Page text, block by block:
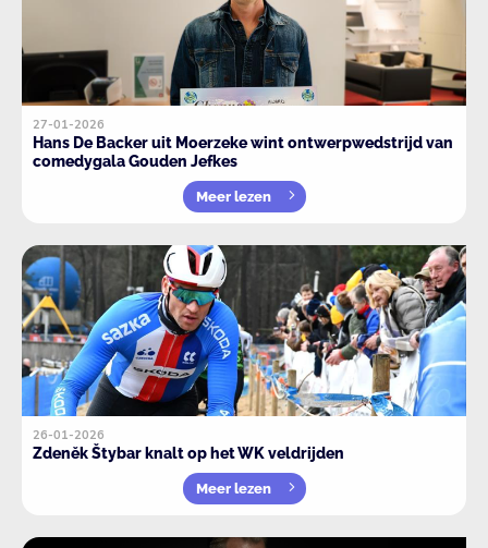
27-01-2026
Hans De Backer uit Moerzeke wint ontwerpwedstrijd van
comedygala Gouden Jefkes
Meer lezen
26-01-2026
Zdeněk Štybar knalt op het WK veldrijden
Meer lezen